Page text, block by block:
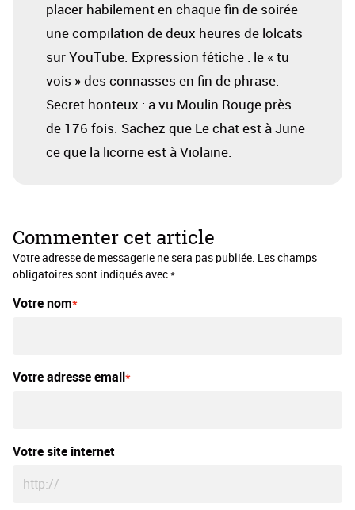
placer habilement en chaque fin de soirée
une compilation de deux heures de lolcats
sur YouTube. Expression fétiche : le « tu
vois » des connasses en fin de phrase.
Secret honteux : a vu Moulin Rouge près
de 176 fois. Sachez que Le chat est à June
ce que la licorne est à Violaine.
Commenter cet article
Votre adresse de messagerie ne sera pas publiée. Les champs
obligatoires sont indiqués avec *
Votre nom
Votre adresse email
Votre site internet